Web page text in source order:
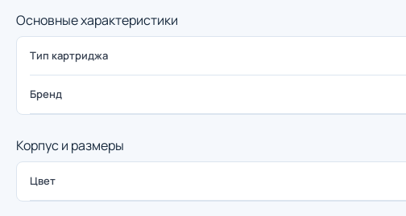
Основные характеристики
Тип картриджа
Бренд
Корпус и размеры
Цвет